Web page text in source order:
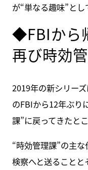
が“単なる趣味”とし
◆FBIから
再び時効
2019年の新シリー
のFBIから12年ぶり
課”に戻ってきたと
“時効管理課”の主
検察へと送ること